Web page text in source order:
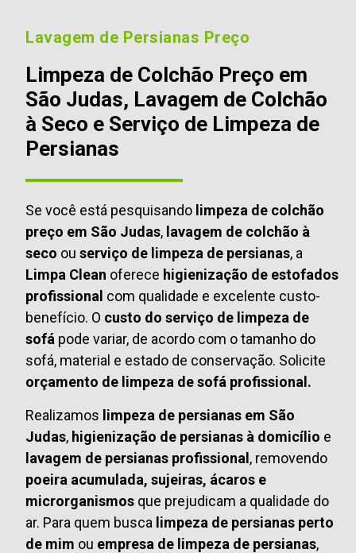
Lavagem de Persianas Preço
Limpeza de Colchão Preço em
São Judas, Lavagem de Colchão
à Seco e Serviço de Limpeza de
Persianas
Se você está pesquisando limpeza de colchão
preço em São Judas, lavagem de colchão à
seco ou serviço de limpeza de persianas, a
Limpa Clean oferece higienização de estofados
profissional com qualidade e excelente custo-
benefício. O custo do serviço de limpeza de
sofá pode variar, de acordo com o tamanho do
sofá, material e estado de conservação. Solicite
orçamento de limpeza de sofá profissional.
Realizamos limpeza de persianas em São
Judas, higienização de persianas à domicílio e
lavagem de persianas profissional, removendo
poeira acumulada, sujeiras, ácaros e
microrganismos que prejudicam a qualidade do
ar. Para quem busca limpeza de persianas perto
de mim ou empresa de limpeza de persianas,